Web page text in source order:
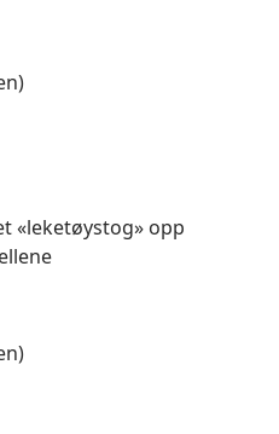
«leketøystog» opp